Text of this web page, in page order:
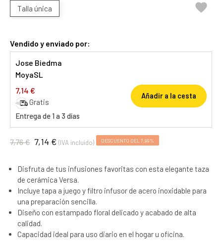
Talla única 
Vendido y enviado por:
Jose Biedma
MoyaSL
7,14 €
Gratis
Entrega de 1 a 3 días
Añadir a la cesta
7,76 € 7,14 € (IVA incluido) DESCUENTO DEL 7,99%
Disfruta de tus infusiones favoritas con esta elegante taza
de cerámica Versa.
Incluye tapa a juego y filtro infusor de acero inoxidable para
una preparación sencilla.
Diseño con estampado floral delicado y acabado de alta
calidad.
Capacidad ideal para uso diario en el hogar u oficina.